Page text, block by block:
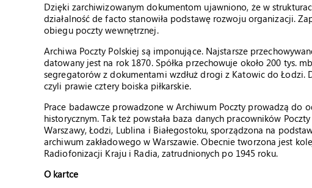
Dzięki zarchiwizowanym dokumentom ujawniono, że w
działalność de facto stanowiła podstawę rozwoju organizacji.
obiegu poczty wewnętrznej.
Archiwa Poczty Polskiej są imponujące. Najstarsze
datowany jest na rok 1870. Spółka przechowuje około 200 tys.
segregatorów z dokumentami wzdłuż drogi z Katowic do Łodzi.
czyli prawie cztery boiska piłkarskie.
Prace badawcze prowadzone w Archiwum Poczty prowadzą do
historycznym. Tak też powstała baza danych pracowników
Warszawy, Łodzi, Lublina i Białegostoku, sporządzona na
archiwum zakładowego w Warszawie. Obecnie tworzona jest
Radiofonizacji Kraju i Radia, zatrudnionych po 1945 roku.
O kartce